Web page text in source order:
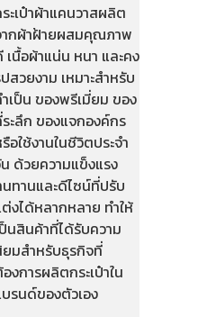
ะเป๋าผ้าแคนวาสผลิต
กผ้าฝ้ายผสมคุณภาพ
เนื้อผ้าแน่น หนา และคง
สวยงาม เหมาะสำหรับ
เป็น ของพรีเมี่ยม ของ
ะลึก ของแจกองค์กร
อใช้งานในชีวิตประจำ
ด้วยความแข็งแรง
ทานและดีไซน์ที่ปรับ
งได้หลากหลาย ทำให้
นสินค้าที่ได้รับความ
มสำหรับธุรกิจที่
งการผลิตกระเป๋าใน
รนด์ของตัวเอง